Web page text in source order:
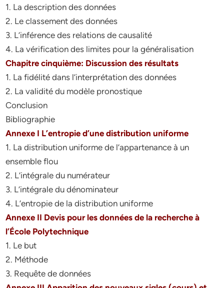
1. La description des données
2. Le classement des données
3. L’inférence des relations de causalité
4. La vérification des limites pour la généralisation
Chapitre cinquième: Discussion des résultats
1. La fidélité dans l’interprétation des données
2. La validité du modèle pronostique
Conclusion
Bibliographie
Annexe I L’entropie d’une distribution uniforme
1. La distribution uniforme de l’appartenance à un
ensemble flou
2. L’intégrale du numérateur
3. L’intégrale du dénominateur
4. L’entropie de la distribution uniforme
Annexe II Devis pour les données de la recherche à
l’École Polytechnique
1. Le but
2. Méthode
3. Requête de données